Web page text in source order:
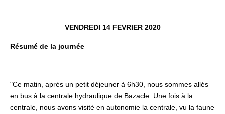
VENDREDI 14 FEVRIER 2020
Résumé de la journée
"Ce matin, après un petit déjeuner à 6h30, nous sommes allés
en bus à la centrale hydraulique de Bazacle. Une fois à la
centrale, nous avons visité en autonomie la centrale, vu la faune